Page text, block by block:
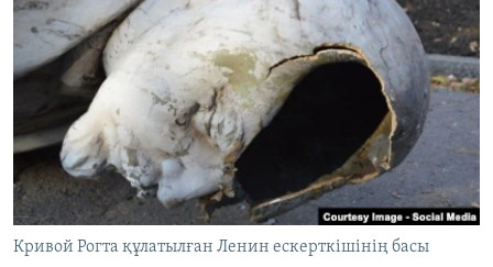
АРНАЙЫ ЖОБАЛАР
Русский
ЖАЗЫЛЫҢЫЗ
Басқа тілдерде
Кривой Рогта құлатылған Ленин ескерткішінің басы